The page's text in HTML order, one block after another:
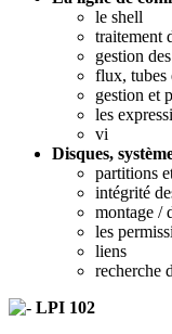
le shell
traitement
gestion
flux, tubes
gestion et
les
vi
Disques,
partitions
intégrité
montage /
les
liens
recherche
LPI 102